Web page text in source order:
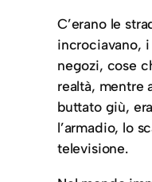
C’erano le
incrociavano, i
negozi, cose
realtà, mentre
buttato giù,
l’armadio, lo
televisione.